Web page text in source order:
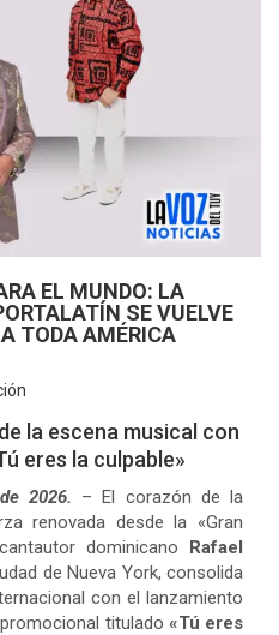
EL MUNDO: LA
SE VUELVE
TODA AMÉRICA
la escena musical con
eres la culpable»
2026. – El corazón de la
renovada desde la «Gran
dominicano Rafael
de Nueva York, consolida
con el lanzamiento
titulado «Tú eres